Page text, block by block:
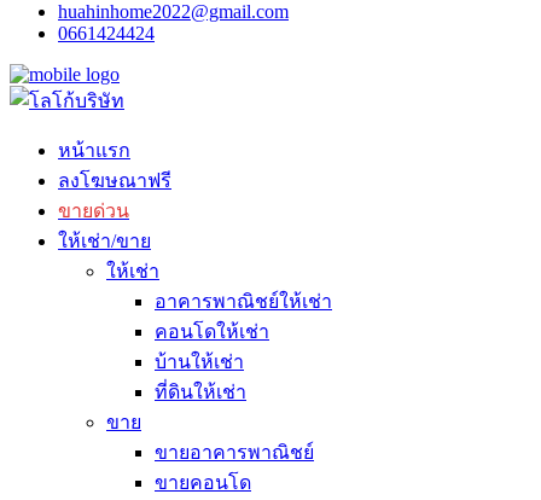
huahinhome2022@gmail.com
0661424424
หน้าแรก
ลงโฆษณาฟรี
ขายด่วน
ให้เช่า/ขาย
ให้เช่า
อาคารพาณิชย์ให้เช่า
คอนโดให้เช่า
บ้านให้เช่า
ที่ดินให้เช่า
ขาย
ขายอาคารพาณิชย์
ขายคอนโด